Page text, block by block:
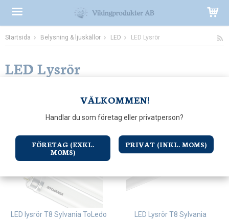
VÄLKOMMEN!
Handlar du som företag eller privatperson?
FÖRETAG (EXKL.
MOMS)
PRIVAT (INKL. MOMS)
Startsida Belysning & ljuskällor LED LED Lysrör
LED Lysrör
LED lysrör T8 Sylvania ToLedo
LED Lysrör T8 Sylvania